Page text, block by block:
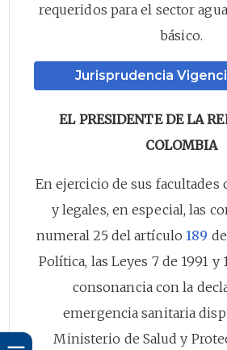
requeridos para el sector
básico.
Jurisprudencia
EL PRESIDENTE DE LA
COLOMBIA
En ejercicio de sus
y legales, en especial, las
numeral 25 del artículo189
Política, las Leyes 7 de 1991 y
consonancia con la
emergencia sanitaria
Ministerio de Salud y